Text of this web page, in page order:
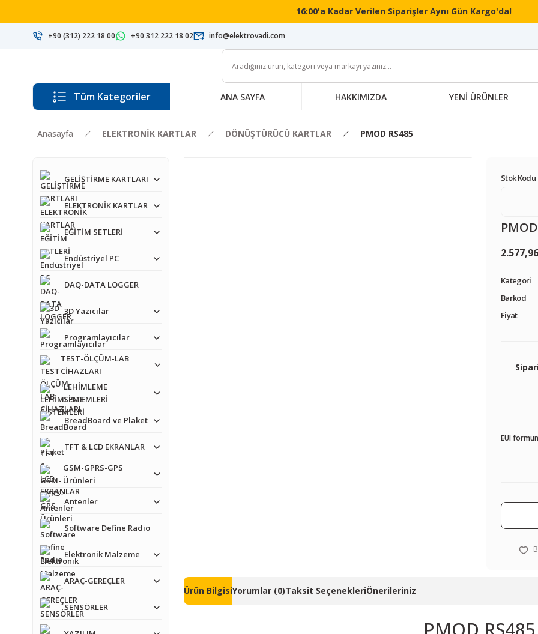
16:00'a Kadar Verilen Siparişler Aynı Gün Kargo'da!
+90 (312) 222 18 00 +90 312 222 18 02 info@elektrovadi.com
Tüm Kategoriler ANA SAYFA HAKKIMIZDA YENİ ÜRÜNLER
Anasayfa ELEKTRONİK KARTLAR DÖNÜŞTÜRÜCÜ KARTLAR PMOD RS485
GELİŞTİRME KARTLARI
ELEKTRONİK KARTLAR
EĞİTİM SETLERİ
Endüstriyel PC
DAQ-DATA LOGGER
3D Yazıcılar
Programlayıcılar
TEST-ÖLÇÜM-LAB
CİHAZLARI
LEHİMLEME
SİSTEMLERİ
BreadBoard ve Plaket
TFT & LCD EKRANLAR
GSM-GPRS-GPS
Ürünleri
Antenler
Software Define Radio
Elektronik Malzeme
ARAÇ-GEREÇLER
SENSÖRLER
Stok Kodu :
Kategori
Barkod
Fiyat
EUI
Ürün BilgisiYorumlar (0)Taksit SeçenekleriÖnerileriniz